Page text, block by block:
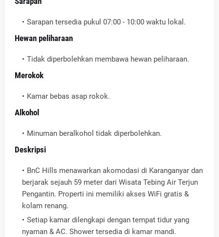
Sarapan tersedia pukul 07:00 - 10:00 waktu lokal.
Hewan peliharaan
Tidak diperbolehkan membawa hewan peliharaan.
Merokok
Kamar bebas asap rokok.
Alkohol
Minuman beralkohol tidak diperbolehkan.
Deskripsi
BnC Hills menawarkan akomodasi di Karanganyar dan
berjarak sejauh 59 meter dari Wisata Tebing Air Terjun
Pengantin. Properti ini memiliki akses WiFi gratis &
kolam renang.
Setiap kamar dilengkapi dengan tempat tidur yang
nyaman & AC. Shower tersedia di kamar mandi.